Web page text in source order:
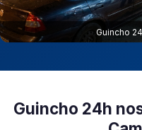
Guincho
Guincho 24h